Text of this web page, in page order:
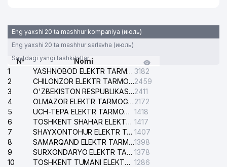
Eng yaxshi 20 ta mashhur kompaniya (июль)
Eng yaxshi 20 ta mashhur sarlavha (июль)
Saytdagi yangi tashkilotlar
№
Nomi
1
YASHNOBOD ELEKTR TARMOG'I NOSOZLIKLARI XIZMATI 3182
2
CHILONZOR ELEKTR TARMOG'I NOSOZLIK XIZMATI2459
3
O'ZBEKISTON RESPUBLIKASI BOSH PROKURATURASI ISHONCH TELEFONI2411
4
OLMAZOR ELEKTR TARMOG'I NOSOZLIKLARI XIZMATI2172
5
UCH-TEPA ELEKTR TARMOG'I NOSOZLIKLARI XIZMATI 1418
6
TOSHKENT SHAHAR ELEKTR TARMOQLARI KORXONASI AJ 1417
7
SHAYXONTOHUR ELEKTR TARMOG'I NOSOZLIKLARINI TUZATISH XIZMATI 1407
8
SAMARQAND ELEKTR TARMOQLARI AJ1398
9
SURXONDARYO ELEKTR TARMOQLARI AJ 1378
10
TOSHKENT TUMANI ELEKTR TARMOG'I AVARIYA XIZMATI 1286